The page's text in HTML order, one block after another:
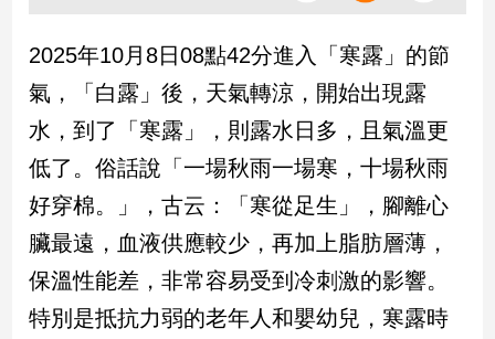
政
政
治
焦
品
觀
點
民
調
2025年10月8日08點42分進入「寒露」的節
氣，「白露」後，天氣轉涼，開始出現露
水，到了「寒露」，則露水日多，且氣溫更
低了。俗話說「一場秋雨一場寒，十場秋雨
好穿棉。」，古云：「寒從足生」，腳離心
臟最遠，血液供應較少，再加上脂肪層薄，
保溫性能差，非常容易受到冷刺激的影響。
特別是抵抗力弱的老年人和嬰幼兒，寒露時